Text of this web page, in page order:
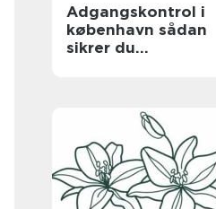
Adgangskontrol i
københavn sådan
sikrer du